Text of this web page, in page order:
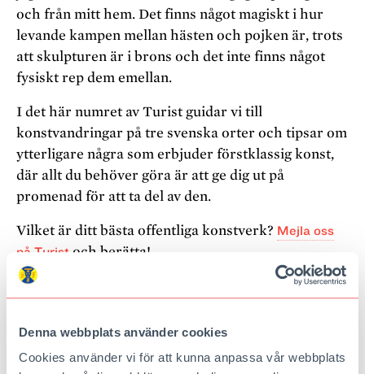
Denna webbplats använder cookies
Cookies använder vi för att kunna anpassa vår webbplats
och från mitt hem. Det finns något magiskt i hur
levande kampen mellan hästen och pojken är, trots
att skulpturen är i brons och det inte finns något
fysiskt rep dem emellan.
I det här numret av Turist guidar vi till
konstvandringar på tre svenska orter och tipsar om
ytterligare några som erbjuder förstklassig konst,
där allt du behöver göra är att ge dig ut på
promenad för att ta del av den.
Vilket är ditt bästa offentliga konstverk? Mejla oss
på Turist och berätta!
4 personliga favoritskulpturer
Aseaströmmen, Bengt-Göran Broström, Västerås
Väktaren, Mattes Monica Hermansson m. fl.,